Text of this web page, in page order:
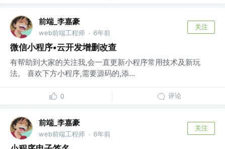
前端_李嘉豪
web前端工程师 · 6年前
关注
微信小程序•云开发增删改查
有帮助到大家的关注我,会一直更新小程序常用技术及新玩
法。 喜欢下方小程序,需要源码的,添...
0 评论
前端_李嘉豪
web前端工程师 · 6年前
关注